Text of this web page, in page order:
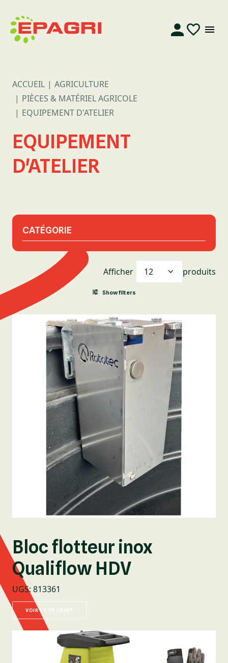
ACCUEIL
AGRICULTURE
PIÈCES & MATÉRIEL AGRICOLE
EQUIPEMENT D'ATELIER
EQUIPEMENT
D'ATELIER
CATÉGORIE
Afficher produits
Show filters
Bloc flotteur inox
Qualiflow HDV
UGS: 813361
VOIR LE PRODUIT